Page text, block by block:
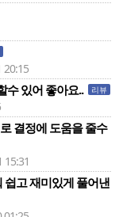
수 있어 좋아요.. 리뷰
결정에 도움을 줄수
쉽고 재미있게 풀어낸